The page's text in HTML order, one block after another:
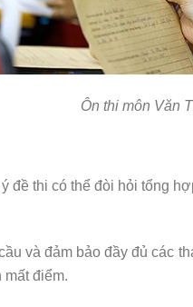
Ôn thi môn Văn
đề thi có thể đòi hỏi tổng
và đảm bảo đầy đủ các
mất điểm.